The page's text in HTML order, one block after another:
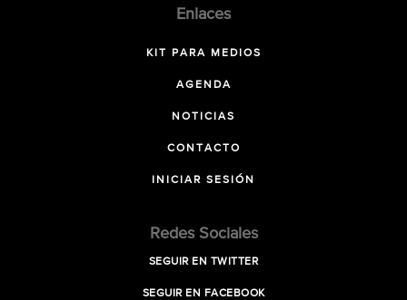
Enlaces
KIT PARA MEDIOS
AGENDA
NOTICIAS
CONTACTO
INICIAR SESIÓN
Redes Sociales
SEGUIR EN TWITTER
SEGUIR EN FACEBOOK